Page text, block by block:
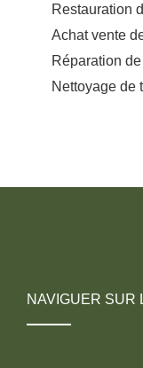
Restauration
Achat vente
Réparation
Nettoyage de
NAVIGUER SUR